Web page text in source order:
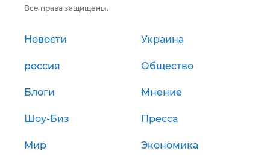
Все права защищены.
Новости Украина
россия Общество
Блоги Мнение
Шоу-Биз Пресса
Мир Экономика